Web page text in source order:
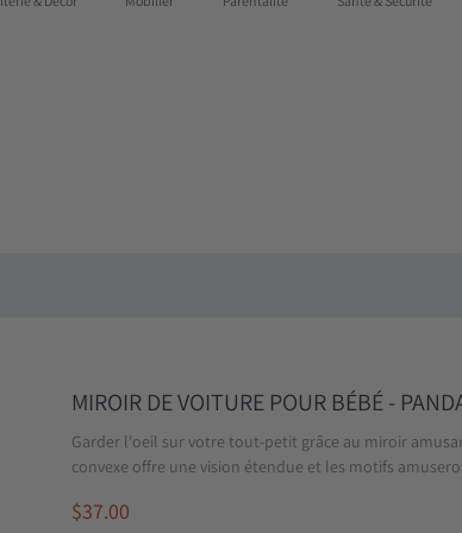
MIROIR DE VOITURE POUR BÉBÉ -
Garder l'oeil sur votre tout-petit grâce au miroir
convexe offre une vision étendue et les motifs
$37.00